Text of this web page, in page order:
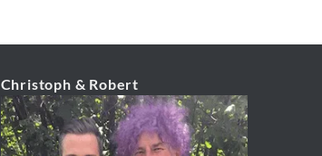
Christoph & Robert